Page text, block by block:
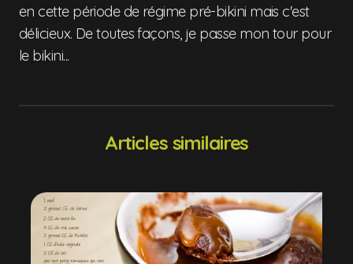
en cette période de régime pré-bikini mais c'est
délicieux. De toutes façons, je passe mon tour pour
le bikini...
Articles similaires